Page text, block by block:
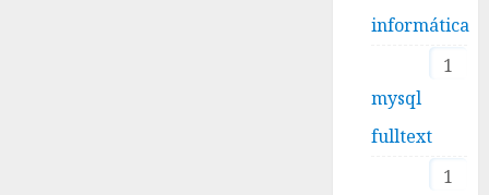
informática
1
mysql
fulltext
1